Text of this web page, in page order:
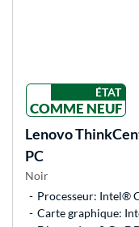
ÉTAT
COMME NEUF
Lenovo
PC
Noir
Processeur: Intel®
Carte graphique: